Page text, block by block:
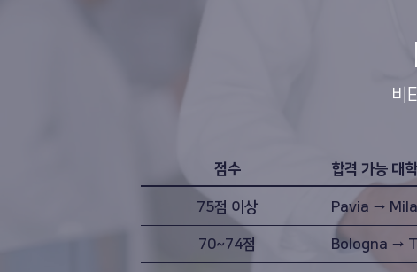
비
점수 합격 가능 대학
75점 이상 Pavia →
70~74점 Bologna →